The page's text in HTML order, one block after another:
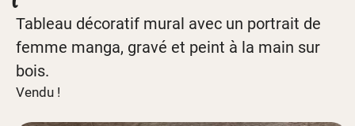
Tableau décoratif mural avec un portrait de
femme manga, gravé et peint à la main sur
bois.
Vendu !